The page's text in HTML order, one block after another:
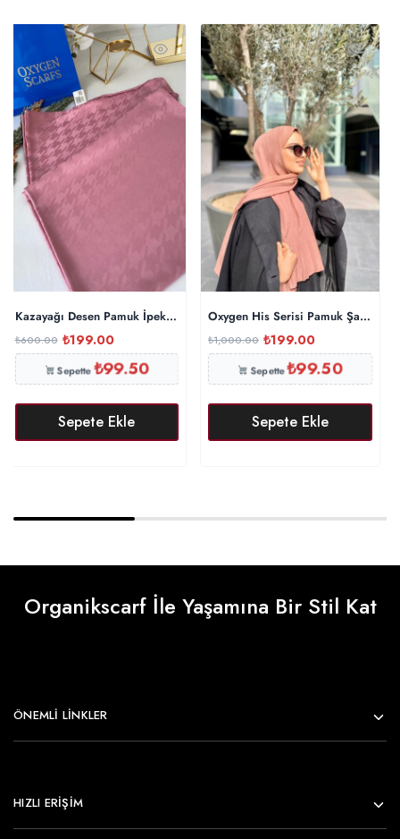
Kazayağı Desen Pamuk İpeksi Şal 44895 – Pamuk Şekeri
₺600.00 ₺199.00
Sepette₺99.50
Sepete Ekle
Oxygen His Serisi Pamuk Şal –
₺1,000.00 ₺199.00
Sepette₺99.50
Sepete Ekle
Organikscarf İle Yaşamına Bir Stil Kat
ÖNEMLI LINKLER
HIZLI ERİŞİM